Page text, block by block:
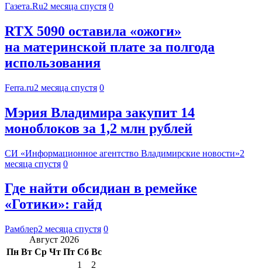
Газета.Ru2 месяца спустя 0
RTX 5090 оставила «ожоги»
на материнской плате за полгода
использования
Ferra.ru2 месяца спустя 0
Мэрия Владимира закупит 14
моноблоков за 1,2 млн рублей
СИ «Информационное агентство Владимирские новости»2
месяца спустя 0
Где найти обсидиан в ремейке
«Готики»: гайд
Рамблер2 месяца спустя 0
Август 2026
Пн Вт Ср Чт Пт Сб Вс
1
2